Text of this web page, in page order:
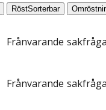
RöstSorterbar
Frånvarande
Frånvarande